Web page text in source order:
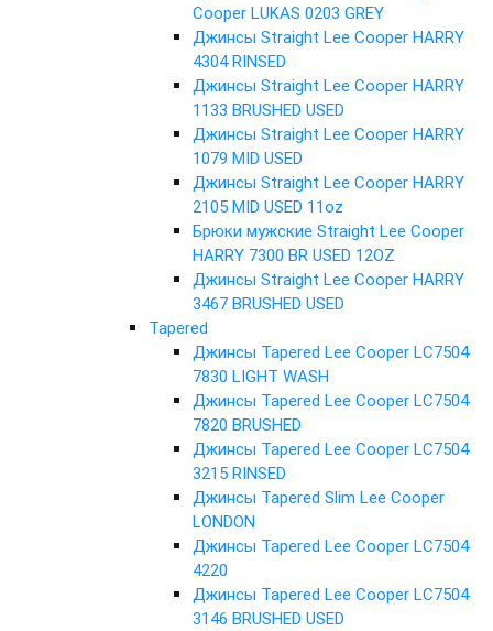
Cooper LUKAS 0203 GREY
Джинсы Straight Lee Cooper HARRY
4304 RINSED
Джинсы Straight Lee Cooper HARRY
1133 BRUSHED USED
Джинсы Straight Lee Cooper HARRY
1079 MID USED
Джинсы Straight Lee Cooper HARRY
2105 MID USED 11oz
Брюки мужские Straight Lee Cooper
HARRY 7300 BR USED 12OZ
Джинсы Straight Lee Cooper HARRY
3467 BRUSHED USED
Tapered
Джинсы Tapered Lee Cooper LC7504
7830 LIGHT WASH
Джинсы Tapered Lee Cooper LC7504
7820 BRUSHED
Джинсы Tapered Lee Cooper LC7504
3215 RINSED
Джинсы Tapered Slim Lee Cooper
LONDON
Джинсы Tapered Lee Cooper LC7504
4220
Джинсы Tapered Lee Cooper LC7504
3146 BRUSHED USED